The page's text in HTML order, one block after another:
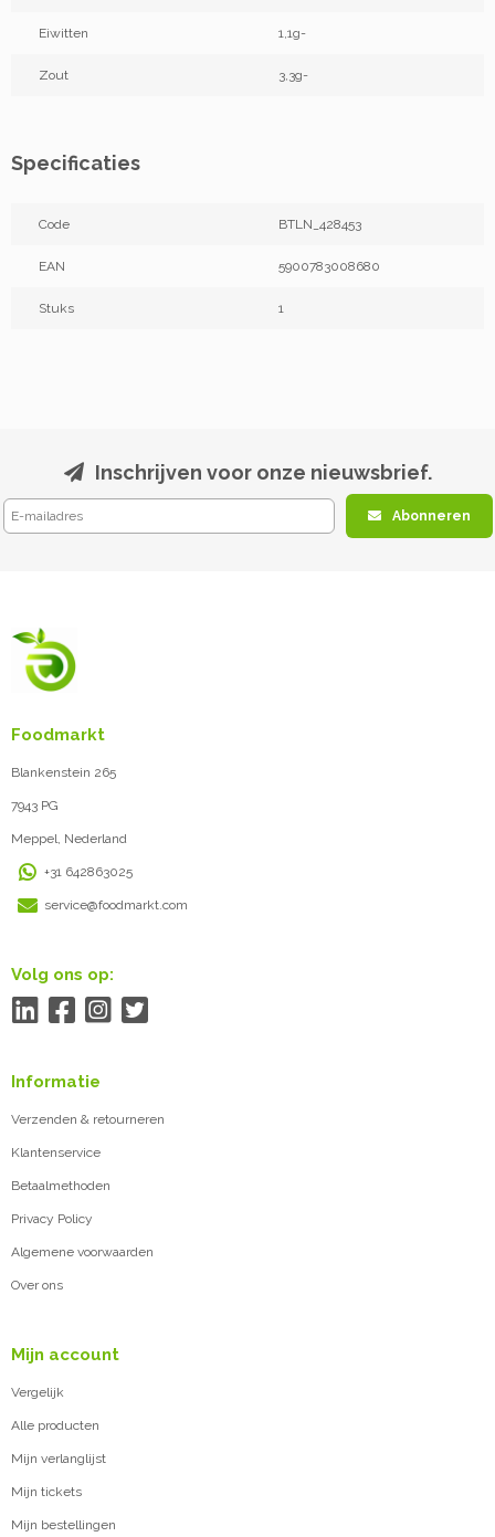
Eiwitten 1,1g-
Zout 3,3g-
Specificaties
Code BTLN_428453
EAN 5900783008680
Stuks 1
Inschrijven voor onze nieuwsbrief.
Abonneren
Foodmarkt
Blankenstein 265
7943 PG
Meppel, Nederland
+31 642863025
service@foodmarkt.com
Volg ons op:
Informatie
Verzenden & retourneren
Klantenservice
Betaalmethoden
Privacy Policy
Algemene voorwaarden
Over ons
Mijn account
Vergelijk
Alle producten
Mijn verlanglijst
Mijn tickets
Mijn bestellingen